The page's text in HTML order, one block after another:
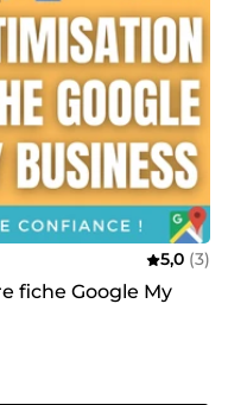
5,0 (3)
fiche Google My